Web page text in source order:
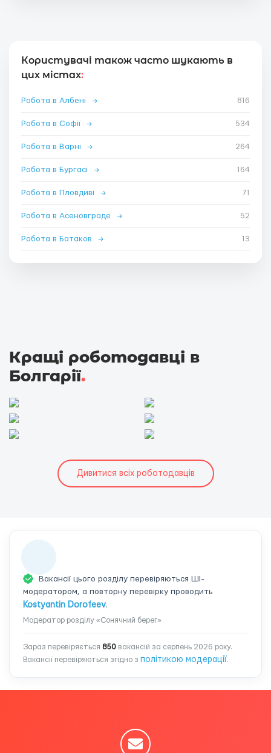
Користувачі також часто шукають в
цих містах:
Робота в Албені → 816
Робота в Софії → 534
Робота в Варні → 264
Робота в Бургасі → 164
Робота в Пловдиві → 71
Робота в Асеновграде → 52
Робота в Батаков → 13
Кращі роботодавці в
Болгарії.
Дивитися всіх роботодавців
Вакансії цього розділу перевіряються ШІ-
модератором, а повторну перевірку проводить
Kostyantin Dorofeev.
Модератор розділу «Сонячний берег»
Зараз перевіряється 850 вакансій за серпень 2026 року.
Вакансії перевіряються згідно з політикою модерації.